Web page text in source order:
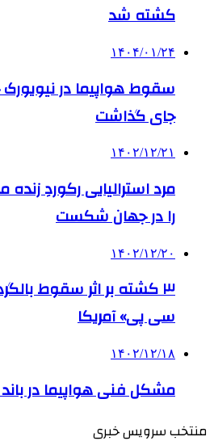
کشته شد
۱۴۰۴/۰۱/۲۴
سقوط هواپیما در
جای گذاشت
۱۴۰۲/۱۲/۲۱
مرد استرالیایی رکوردِ
را در جهان شکست
۱۴۰۲/۱۲/۲۰
۳ کشته بر اثر سقوط
سی پی» آمریکا
۱۴۰۲/۱۲/۱۸
مشکل فنی هواپیما در
منتخب سرویس خبری